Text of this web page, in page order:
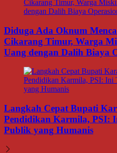
Diduga Ada Oknum
Cikarang Timur, Warga
Uang dengan Dalih Biaya
Langkah Cepat Bupati
Pendidikan Karmila, PSI:
Publik yang Humanis